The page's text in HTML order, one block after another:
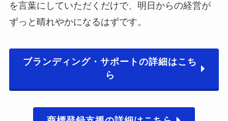
を言葉にしていただくだけで、明日からの経営が
ずっと晴れやかになるはずです。
ブランディング・サポートの詳細はこち
ら